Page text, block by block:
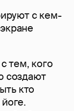
с кем-
тем, кого
создают
кто